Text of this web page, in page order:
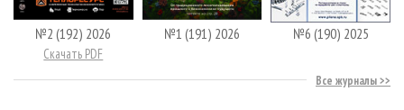
№2 (192) 2026
Скачать PDF
№1 (191) 2026 №6 (190) 2025
Все журналы